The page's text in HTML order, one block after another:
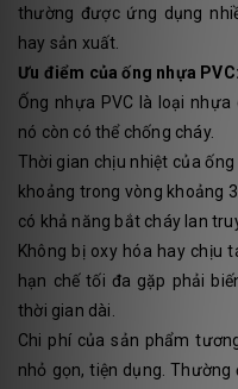
thường được ứng dụng
hay sản xuất.
Ưu điểm của ống nhựa PVC:
Ống nhựa PVC là loại
nó còn có thể chống cháy.
Thời gian chịu nhiệt của
khoảng trong vòng khoảng
có khả năng bắt cháy lan
Không bị oxy hóa hay chịu
hạn chế tối đa gặp phải
thời gian dài.
Chi phí của sản phẩm
nhỏ gọn, tiện dụng.